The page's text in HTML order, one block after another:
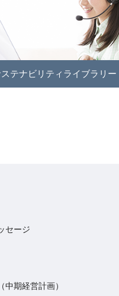
テナビリティライブラリー
セージ
中期経営計画）